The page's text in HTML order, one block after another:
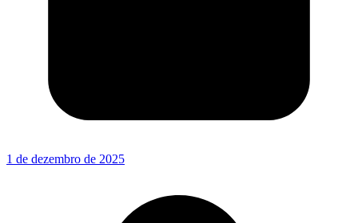
1 de dezembro de 2025